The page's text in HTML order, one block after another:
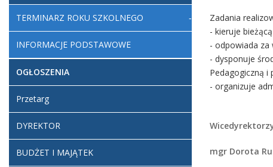
Zadania
- kieruje
- odpowiada za
- dysponuje
Pedagogiczną i
- organizuje
mgr Dorota
TERMINARZ ROKU SZKOLNEGO
INFORMACJE PODSTAWOWE
OGŁOSZENIA
Przetarg
DYREKTOR
BUDŻET I MAJĄTEK